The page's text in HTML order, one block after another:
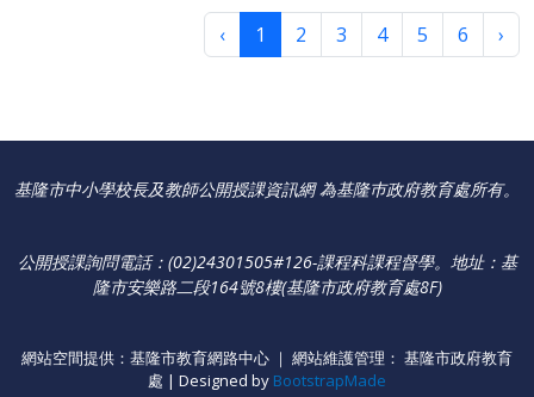
‹ 1 2 3 4 5 6 ›
基隆市中小學校長及教師公開授課資訊網 為基隆巿政府教育處所有。
公開授課詢問電話：(02)24301505#126-課程科課程督學。 地址：基
隆市安樂路二段164號8樓(基隆市政府教育處8F)
網站空間提供：基隆市教育網路中心 ｜ 網站維護管理： 基隆市政府教育
處 | Designed by BootstrapMade